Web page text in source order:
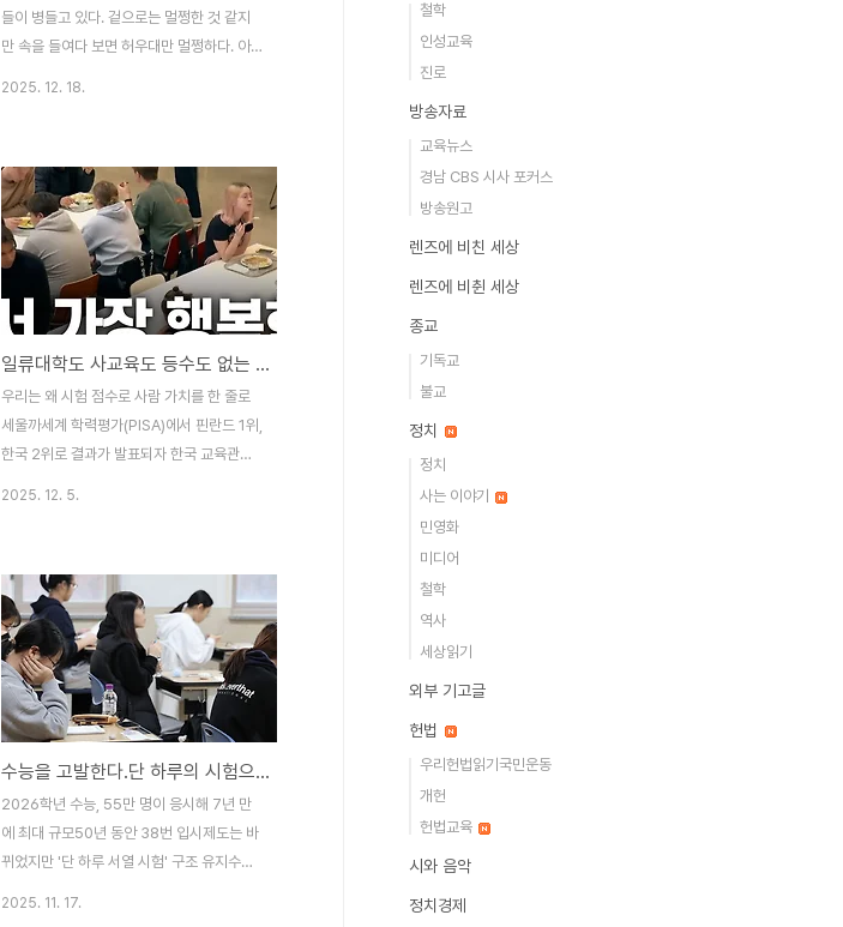
것, 갖고 싶은 것, 먹고 싶은 것도 많은 청소년
들..
들이 병들고 있다. 겉으로는 멀쩡한 것 같지
만 속을 들여다 보면 허우대만 멀쩡하다. 아
런데 조금만 신경을 써서 들여다보면 그게 아
니다. 대부분의 학생들이 안경잡이다. 유전적
인 요인이지는 몰라도 대부분 근시에다 하나
같이 스마트폰을 가지고 다닌다. 시간만 나면
스마트폰을 보면서 혹은 자전거를 타고 가면
서도 손에 놓지 못하고 걷는다. 문자를 밭거
나 친구들과 체팅에 시간 가는 줄 모른다.■
어른들보다 더 바쁘게 사는 아이들...학교를
마치기 바쁘게 학원을 몇개씩이나 다니느라
어른들보다 더 바쁘게..
2025. 12. 18.
일류대학도 사교육도 등수도 없는 나라들도 많아요
우리는 왜 시험 점수로 사람 가치를 한 줄로
세울까세계 학력평가(PISA)에서 핀란드 1위,
한국 2위로 결과가 발표되자 한국 교육관계
드 학생들은 웃으면서 공부하지만 한국 학생
들은 울면서 공부하지 않습니까? 한 명의 낙
오자도 없이..”세계학력평가(Pisa)에서 우리
나라가 핀란드에게 진 후 나눈 이 대화는 이
제 알만한 사람들은 다 안다. 나이, 성별, 경제
력, 사회적 지위에 관계없이 누구에게나 공평
하게 교육기회가 주어지고, 대학까지 공부만
하고 싶으면 누구나 무상교육이 가능한 나라,
경쟁은 있어도 등수가 없고 시험은 있어도 서
열을 매기지 않는 ..
2025. 12. 5.
수능을 고발한다.단 하루의 시험으로 운명을 결정하는, 3,298가지 전형의 민낯
2026학년 수능, 55만 명이 응시해 7년 만
에 최대 규모50년 동안 38번 입시제도는 바
뀌었지만 '단 하루 서열 시험' 구조 유지수능
2025. 11. 17.
철학
인성교육
진로
방송자료
교육뉴스
경남 CBS 시사 포커스
방송원고
렌즈에 비친 세상
렌즈에 비췬 세상
종교
기독교
불교
정치
정치
사는 이야기
민영화
미디어
철학
역사
세상읽기
외부 기고글
헌법
우리헌법읽기국민운동
개헌
헌법교육
시와 음악
정치경제